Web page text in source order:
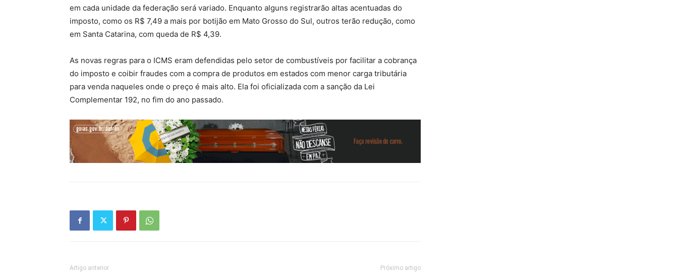
em cada unidade da federação será variado. Enquanto alguns registrarão altas acentuadas do
imposto, como os R$ 7,49 a mais por botijão em Mato Grosso do Sul, outros terão redução, como
em Santa Catarina, com queda de R$ 4,39.
As novas regras para o ICMS eram defendidas pelo setor de combustíveis por facilitar a cobrança
do imposto e coibir fraudes com a compra de produtos em estados com menor carga tributária
para venda naqueles onde o preço é mais alto. Ela foi oficializada com a sanção da Lei
Complementar 192, no fim do ano passado.
Artigo anterior Próximo artigo